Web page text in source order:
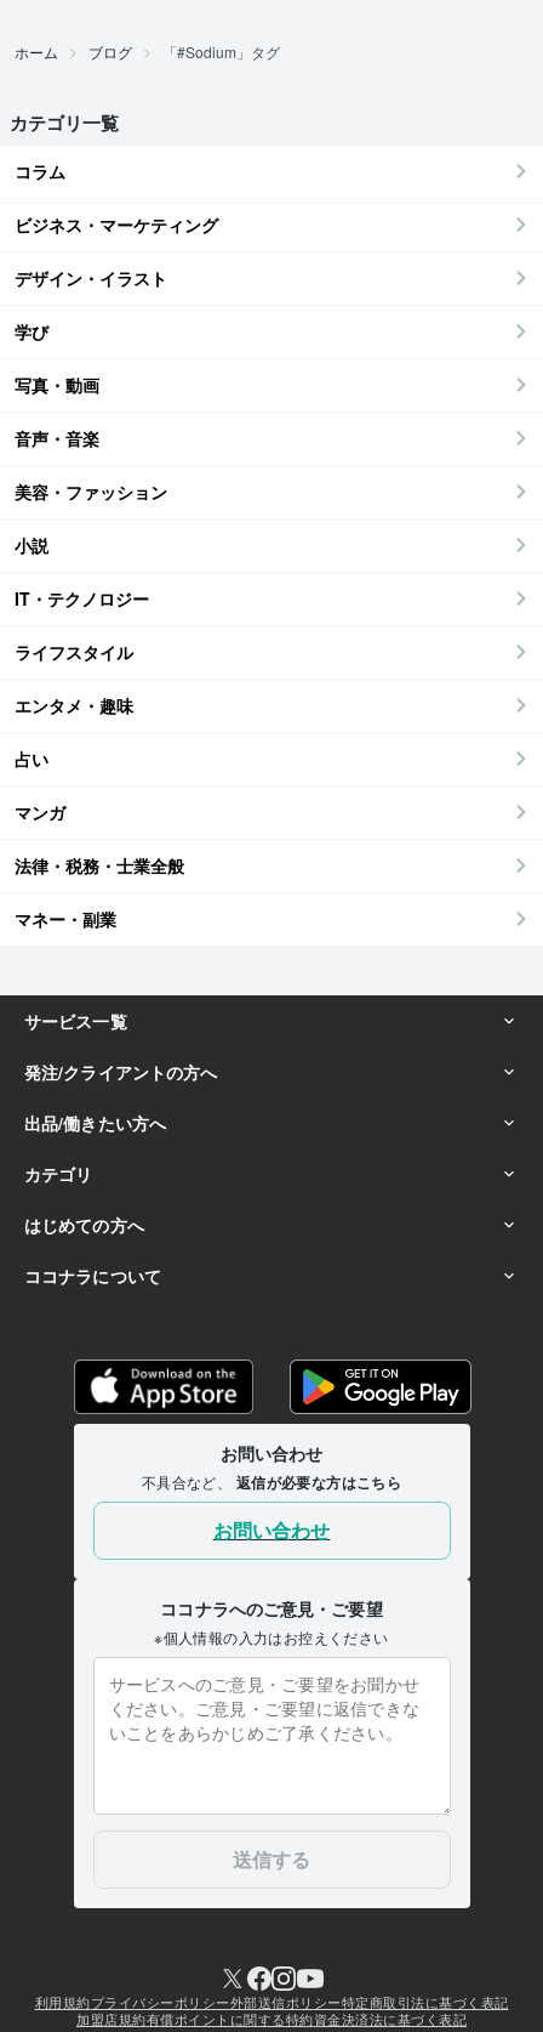
ホーム ブログ 「#Sodium」タグ
カテゴリ一覧
コラム
ビジネス・マーケティング
デザイン・イラスト
学び
写真・動画
音声・音楽
美容・ファッション
小説
IT・テクノロジー
ライフスタイル
エンタメ・趣味
占い
マンガ
法律・税務・士業全般
マネー・副業